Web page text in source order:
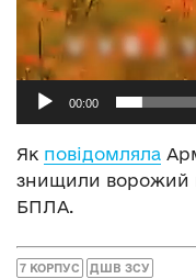
00:00
Як повідомляла
знищили ворожий
БПЛА.
7 КОРПУС ДШВ ЗСУ